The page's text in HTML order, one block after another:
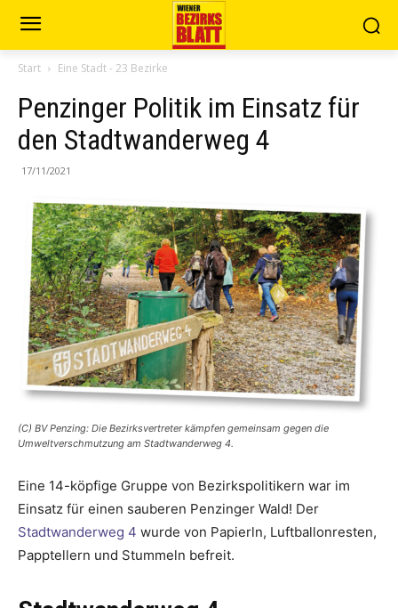
Start Eine Stadt - 23 Bezirke
Penzinger Politik im Einsatz für
den Stadtwanderweg 4
17/11/2021
(C) BV Penzing: Die Bezirksvertreter kämpfen gemeinsam gegen die
Umweltverschmutzung am Stadtwanderweg 4.
Eine 14-köpfige Gruppe von Bezirkspolitikern war im
Einsatz für einen sauberen Penzinger Wald! Der
Stadtwanderweg 4 wurde von Papierln, Luftballonresten,
Papptellern und Stummeln befreit.